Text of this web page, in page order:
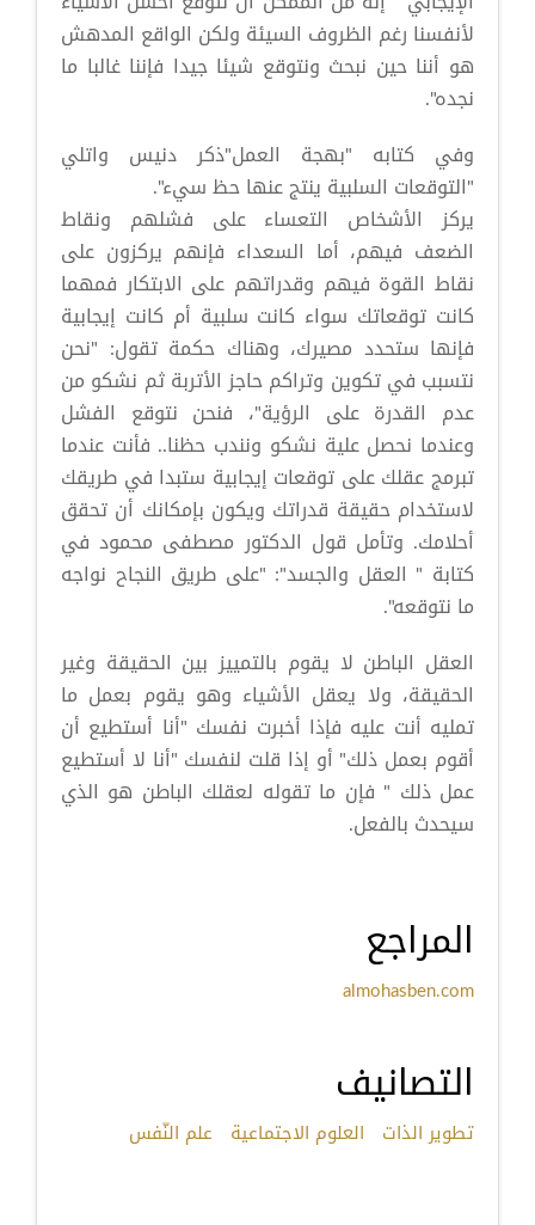
لأنفسنا رغم الظروف السيئة ولكن الواقع المدهش
هو أننا حين نبحث ونتوقع شيئا جيدا فإننا غالبا ما
نجده".
وفي كتابه "بهجة العمل"ذكر دنيس واتلي
"التوقعات السلبية ينتج عنها حظ سيء".
يركز الأشخاص التعساء على فشلهم ونقاط
الضعف فيهم، أما السعداء فإنهم يركزون على
نقاط القوة فيهم وقدراتهم على الابتكار فمهما
كانت توقعاتك سواء كانت سلبية أم كانت إيجابية
فإنها ستحدد مصيرك، وهناك حكمة تقول: "نحن
نتسبب في تكوين وتراكم حاجز الأتربة ثم نشكو من
عدم القدرة على الرؤية"، فنحن نتوقع الفشل
وعندما نحصل علية نشكو ونندب حظنا.. فأنت عندما
تبرمج عقلك على توقعات إيجابية ستبدا في طريقك
لاستخدام حقيقة قدراتك ويكون بإمكانك أن تحقق
أحلامك. وتأمل قول الدكتور مصطفى محمود في
كتابة " العقل والجسد": "على طريق النجاح نواجه
ما نتوقعه".
العقل الباطن لا يقوم بالتمييز بين الحقيقة وغير
الحقيقة، ولا يعقل الأشياء وهو يقوم بعمل ما
تمليه أنت عليه فإذا أخبرت نفسك "أنا أستطيع أن
أقوم بعمل ذلك" أو إذا قلت لنفسك "أنا لا أستطيع
عمل ذلك " فإن ما تقوله لعقلك الباطن هو الذي
سيحدث بالفعل.
المراجع
almohasben.com
التصانيف
تطوير الذات العلوم الاجتماعية علم النّفس